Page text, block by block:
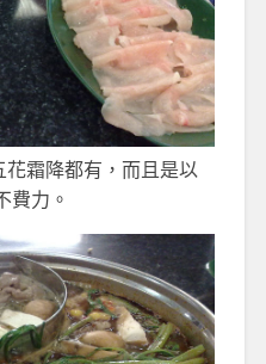
花霜降都有，而且是以
費力。